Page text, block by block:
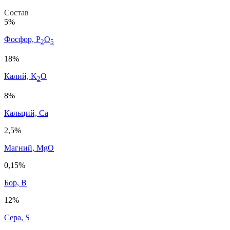
Состав
5%
Фосфор, P2O5
18%
Калий, K2O
8%
Кальций, Ca
2,5%
Магний, MgO
0,15%
Бор, B
12%
Сера, S